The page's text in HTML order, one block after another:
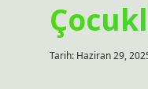
Tarih: Haziran 29,